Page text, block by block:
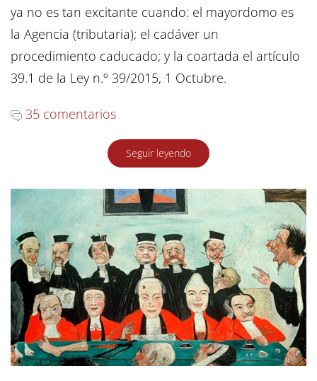
ya no es tan excitante cuando: el mayordomo es
la Agencia (tributaria); el cadáver un
procedimiento caducado; y la coartada el artículo
39.1 de la Ley n.º 39/2015, 1 Octubre.
35 comentarios
Seguir leyendo